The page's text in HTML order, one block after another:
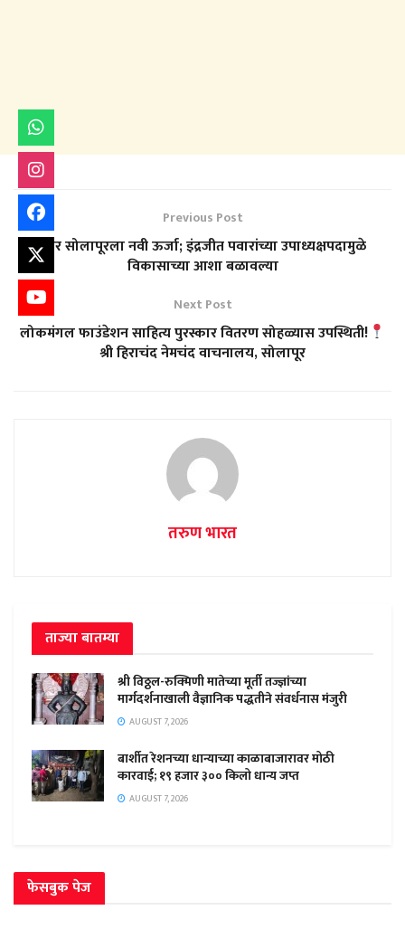
Previous Post
उत्तर सोलापूरला नवी ऊर्जा; इंद्रजीत पवारांच्या उपाध्यक्षपदामुळे
विकासाच्या आशा बळावल्या
Next Post
लोकमंगल फाउंडेशन साहित्य पुरस्कार वितरण सोहळ्यास उपस्थिती!
श्री हिराचंद नेमचंद वाचनालय, सोलापूर
तरुण भारत
ताज्या बातम्या
श्री विठ्ठल-रुक्मिणी मातेच्या मूर्ती तज्ज्ञांच्या
मार्गदर्शनाखाली वैज्ञानिक पद्धतीने संवर्धनास मंजुरी
AUGUST 7, 2026
बार्शीत रेशनच्या धान्याच्या काळाबाजारावर मोठी
कारवाई; १९ हजार ३०० किलो धान्य जप्त
AUGUST 7, 2026
फेसबुक पेज